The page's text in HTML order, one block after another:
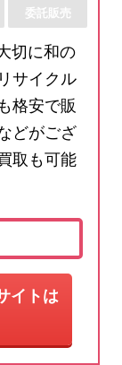
委託販売
切に和の
サイクル
格安で販
どがござ
取も可能
イトは